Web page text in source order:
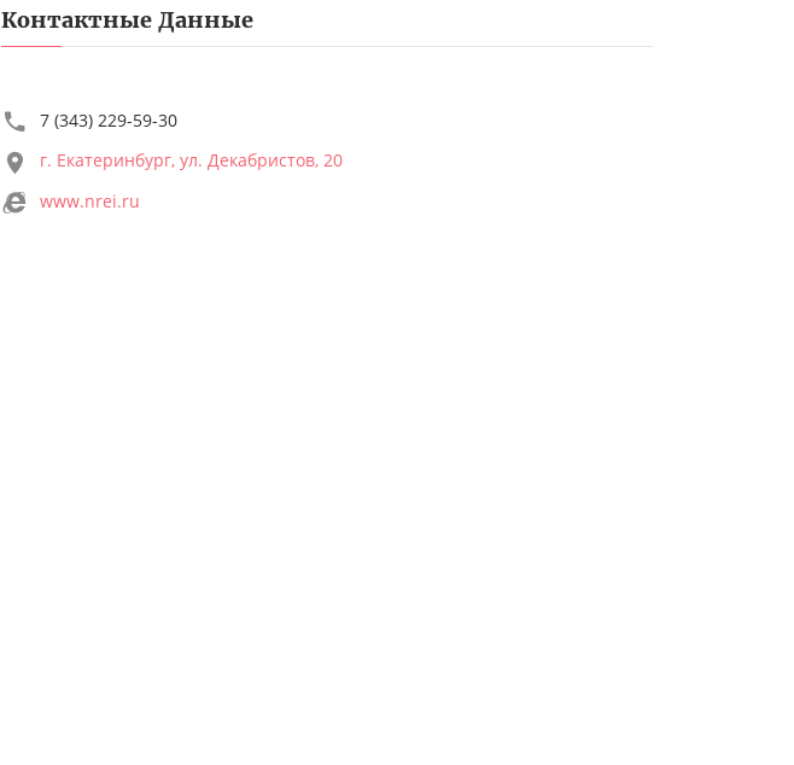
Контактные Данные
7 (343) 229-59-30
г. Екатеринбург, ул. Декабристов, 20
www.nrei.ru